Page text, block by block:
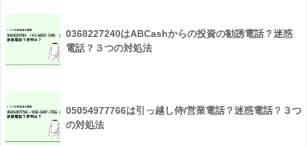
0368227240はABCashからの投資の勧誘電話？迷惑
電話？３つの対処法
05054977766は引っ越し侍/営業電話？迷惑電話？３つ
の対処法